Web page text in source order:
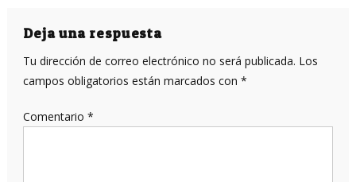
entradas
Deja una respuesta
Tu dirección de correo electrónico no será publicada. Los
campos obligatorios están marcados con *
Comentario *